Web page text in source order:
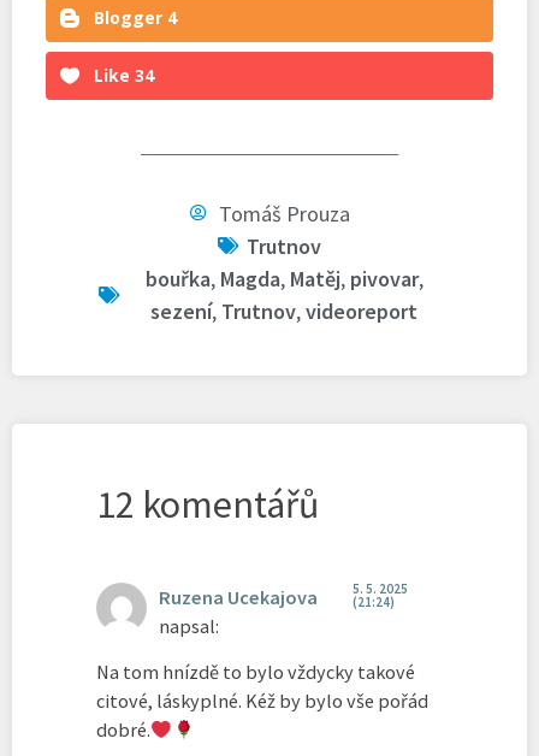
Blogger 4
Like 34
Tomáš Prouza
Trutnov
bouřka, Magda, Matěj, pivovar,
sezení, Trutnov,videoreport
12 komentářů
Ruzena Ucekajova
napsal:
5. 5. 2025
(21:24)
Na tom hnízdě to bylo vždycky takové
citové, láskyplné. Kéž by bylo vše pořád
dobré.